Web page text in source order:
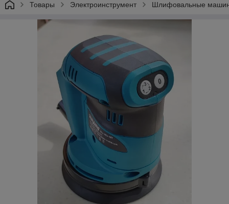
Товары Электроинструмент Шлифовальные